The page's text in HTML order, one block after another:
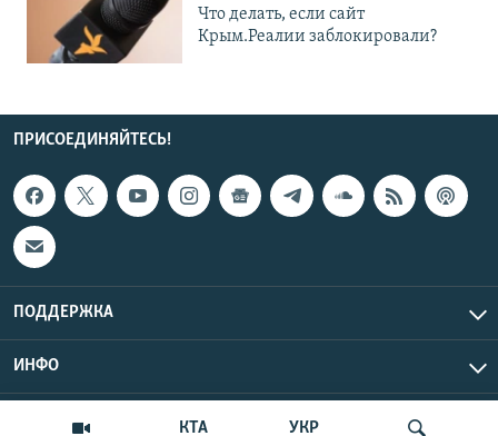
КТА УКР
Что делать, если сайт
Крым.Реалии заблокировали?
ПРИСОЕДИНЯЙТЕСЬ!
ПОДДЕРЖКА
ИНФО
Copyright Крым.Реалии, 2026 | Все права защищены.
UTC+3